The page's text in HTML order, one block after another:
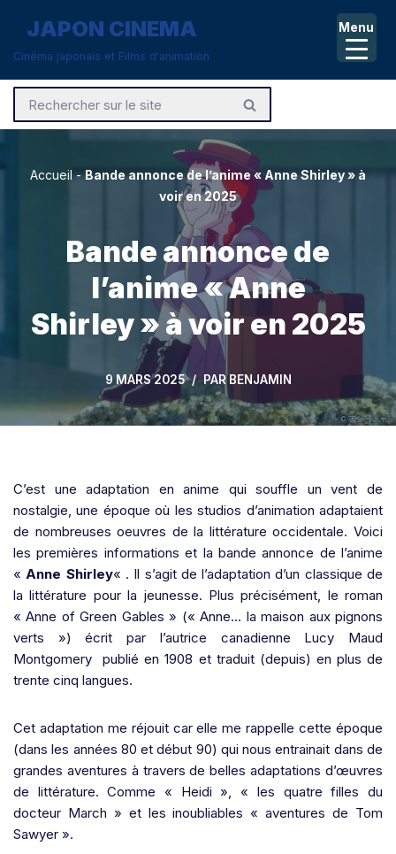
Aller
contenu
JAPON CINEMA
Cinéma japonais et Films d'animation
Accueil-Bande annonce de l’anime « Anne Shirley » à
voir en 2025
Bande annonce de
l’anime « Anne
Shirley » à voir en 2025
9 MARS 2025 PARBENJAMIN
C’est une adaptation en anime qui souffle un vent de
nostalgie, une époque où les studios d’animation adaptaient
de nombreuses oeuvres de la littérature occidentale. Voici
les premières informations et la bande annonce de l’anime
«Anne Shirley« . Il s’agit de l’adaptation d’un classique de
la littérature pour la jeunesse. Plus précisément, le roman
« Anne of Green Gables » (« Anne… la maison aux pignons
verts ») écrit par l’autrice canadienne Lucy Maud
Montgomery publié en 1908 et traduit (depuis) en plus de
trente cinq langues.
Cet adaptation me réjouit car elle me rappelle cette époque
(dans les années 80 et début 90) qui nous entrainait dans de
grandes aventures à travers de belles adaptations d’œuvres
de littérature. Comme « Heidi », « les quatre filles du
docteur March » et les inoubliables « aventures de Tom
Sawyer ».
Menu